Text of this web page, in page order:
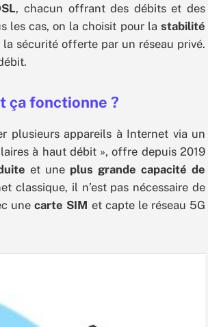
, chacun offrant des débits et des
les cas, on la choisit pour la stabilité
la sécurité offerte par un réseau privé.
ça fonctionne ?
plusieurs appareils à Internet via un
à haut débit », offre depuis 2019
et une plus grande capacité de
classique, il n’est pas nécessaire de
unecarte SIM et capte le réseau 5G